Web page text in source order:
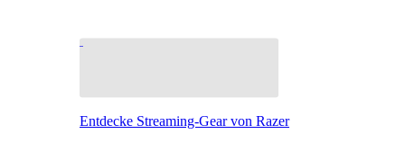
Entdecke Streaming-Gear von Razer